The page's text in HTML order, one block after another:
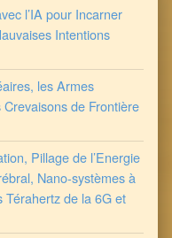
l’IA pour Incarner
Intentions
les Armes
de Frontière
Pillage de l’Energie
Nano-systèmes à
Térahertz de la 6G et